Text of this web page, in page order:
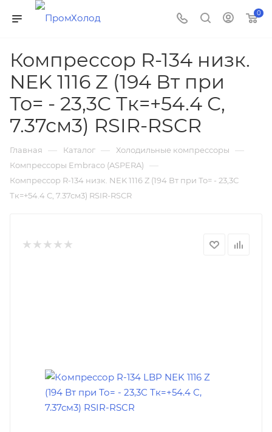
0
Компрессор R-134 низк.
NEK 1116 Z (194 Вт при
То= - 23,3С Тк=+54.4 С,
7.37см3) RSIR-RSCR
Главная — Каталог — Холодильные компрессоры —
Компрессоры Embraco (ASPERA) —
Компрессор R-134 низк. NEK 1116 Z (194 Вт при То= - 23,3С
Тк=+54.4 С, 7.37см3) RSIR-RSCR